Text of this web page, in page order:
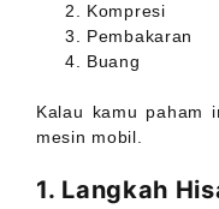
Kompresi
Pembakaran
Buang
Kalau kamu paham
mesin mobil.
1. Langkah